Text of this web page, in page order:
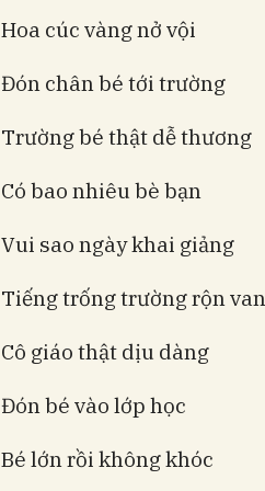
Hoa cúc vàng nở vội
Đón chân bé tới trường
Trường bé thật dễ thương
Có bao nhiêu bè bạn
Vui sao ngày khai giảng
Tiếng trống trường rộn
Cô giáo thật dịu dàng
Đón bé vào lớp học
Bé lớn rồi không khóc